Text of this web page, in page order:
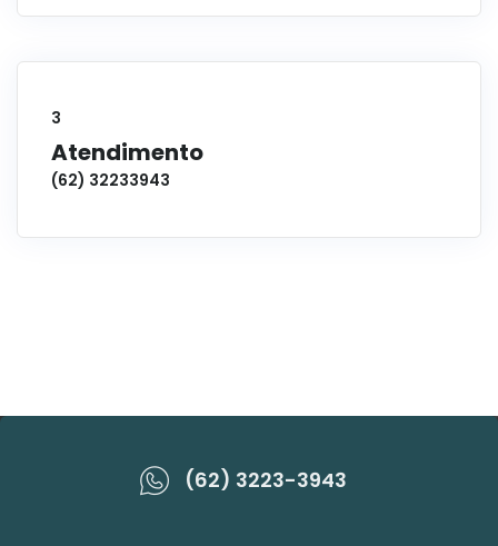
3
Atendimento
(62) 32233943
(62) 3223-3943